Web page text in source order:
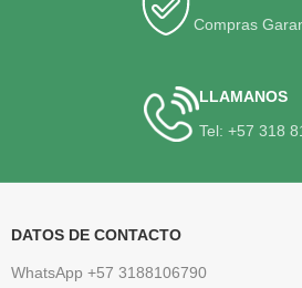
Compras
LLAMANOS
Tel: +57 318
DATOS DE CONTACTO
WhatsApp +57 3188106790